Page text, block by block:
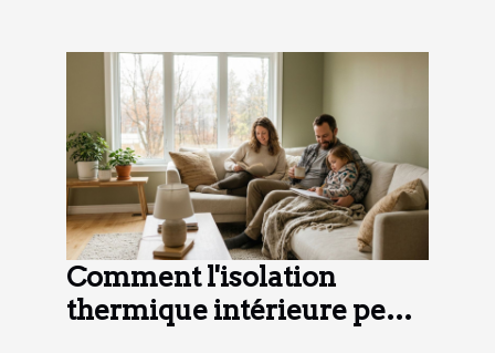
Comment l'isolation
thermique intérieure peut-